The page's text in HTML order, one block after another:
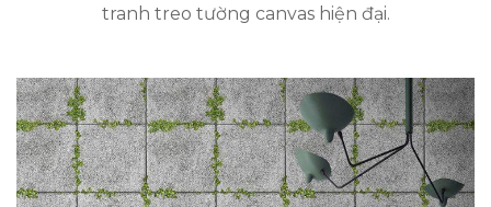
tranh treo tường canvas hiện đại.